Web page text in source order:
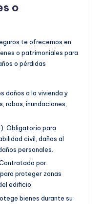
o
te ofrecemos en
o patrimoniales para
o pérdidas
daños a la vivienda y
robos, inundaciones,
Obligatorio para
civil, daños al
personales.
por
proteger zonas
edificio.
bienes durante su